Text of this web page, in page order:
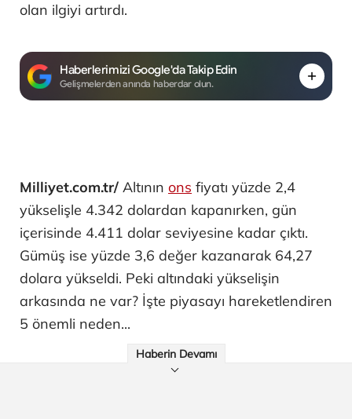
olan ilgiyi artırdı.
Haberlerimizi Google'da Takip Edin
Gelişmelerden anında haberdar olun.
Milliyet.com.tr/ Altının ons fiyatı yüzde 2,4
yükselişle 4.342 dolardan kapanırken, gün
içerisinde 4.411 dolar seviyesine kadar çıktı.
Gümüş ise yüzde 3,6 değer kazanarak 64,27
dolara yükseldi. Peki altındaki yükselişin
arkasında ne var? İşte piyasayı hareketlendiren
5 önemli neden...
Haberin Devamı